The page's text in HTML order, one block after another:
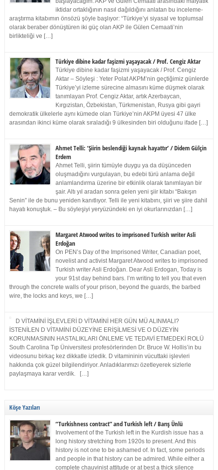
iktidar ortaklığının nasıl dağıldığını anlatan bu inceleme-
araştırma kitabımın önsözü şöyle başlıyor: “Türkiye’yi siyasal ve toplumsal
olarak beraber dönüştüren iki güç olan AKP ile Gülen Cemaati’nin
birlikteliği ve […]
Türkiye dibine kadar faşizmi yaşayacak / Prof. Cengiz Aktar
Türkiye dibine kadar faşizmi yaşayacak / Prof. Cengiz
Aktar – Söyleşi : Yeter Polat AKPM’nin geçtiğimiz günlerde
Türkiye’yi izleme sürecine almasını küme düşmek olarak
tanımlayan Prof. Cengiz Aktar, artık Azerbaycan,
Kırgızistan, Özbekistan, Türkmenistan, Rusya gibi gayri
demokratik ülkelerle aynı kümede olan Türkiye’nin AKPM üyesi 47 ülke
arasından ikinci küme olarak sıraladığı 9 ülkesinden biri olduğunu ifade […]
Ahmet Telli: ‘Şiirin beslendiği kaynak hayattır’ / Didem Gülçin
Erdem
Ahmet Telli, şiirin tümüyle duygu ya da düşünceden
oluşmadığını vurgulayan, bu edebi türü anlama değil
anlamlandırma üzerine bir etkinlik olarak tanımlayan bir
şair. Altı yıl aradan sonra gelen yeni şiir kitabı “Bakışın
Senin” ile de bunu yeniden kanıtlıyor. Telli ile yeni kitabını, şiiri ve şiire dahil
hayatı konuştuk. – Bu söyleşiyi yeryüzündeki en iyi okurlarınızdan […]
Margaret Atwood writes to imprisoned Turkish writer Asli
Erdoğan
On PEN’s Day of the Imprisoned Writer, Canadian poet,
novelist and activist Margaret Atwood writes to imprisoned
Turkish writer Asli Erdoğan. Dear Asli Erdogan, Today is
your 91st day behind bars. I’m writing to tell you that even
through the concrete walls of your prison, beyond the guards, the barbed
wire, the locks and keys, we […]
D VİTAMİNİ İŞLEVLERİ D VİTAMİNİ HER GÜN MÜ ALINMALI?
İSTENİLEN D VİTAMİNİ DÜZEYİNE ERİŞİLMESİ VE O DÜZEYİN
KORUNMASININ HASTALIKLARI ÖNLEME VE TEDAVİ ETMEDEKİ ROLÜ
South Carolina Tıp Üniversitesi profesörlerinden Dr. Bruce W. Hollis’in bu
videosunu birkaç kez dikkatle izledik. D vitamininin vücuttaki işlevleri
hakkında çok güzel bilgilendiriyor. Anladıklarımızı özetleyerek sizlerle
paylaşmaya karar verdik. […]
Köşe Yazıları
“Turkishness contract” and Turkish left / Barış Ünlü
Involvement of the Turkish left in the Kurdish issue has a
long history stretching from 1920s to present. And this
history is not one to be ashamed of. In fact, some periods
and people in that history can be admired. While either a
complete chauvinist attitude or at best a thick silence